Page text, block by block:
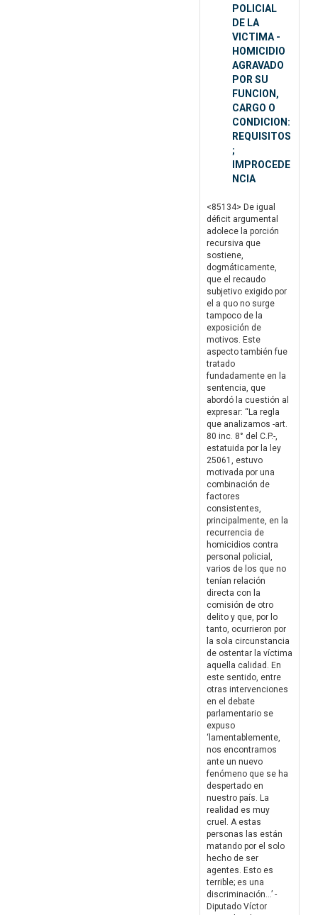
POLICIAL
DE LA
VICTIMA -
HOMICIDIO
AGRAVADO
POR SU
FUNCION,
CARGO O
CONDICION:
REQUISITOS
;
IMPROCEDE
NCIA
<85134> De igual
déficit argumental
adolece la porción
recursiva que
sostiene,
dogmáticamente,
que el recaudo
subjetivo exigido por
el a quo no surge
tampoco de la
exposición de
motivos. Este
aspecto también fue
tratado
fundadamente en la
sentencia, que
abordó la cuestión al
expresar: “La regla
que analizamos -art.
80 inc. 8° del C.P.-,
estatuida por la ley
25061, estuvo
motivada por una
combinación de
factores
consistentes,
principalmente, en la
recurrencia de
homicidios contra
personal policial,
varios de los que no
tenían relación
directa con la
comisión de otro
delito y que, por lo
tanto, ocurrieron por
la sola circunstancia
de ostentar la víctima
aquella calidad. En
este sentido, entre
otras intervenciones
en el debate
parlamentario se
expuso
‘lamentablemente,
nos encontramos
ante un nuevo
fenómeno que se ha
despertado en
nuestro país. La
realidad es muy
cruel. A estas
personas las están
matando por el solo
hecho de ser
agentes. Esto es
terrible; es una
discriminación…’ -
Diputado Víctor